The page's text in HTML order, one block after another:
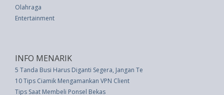
Olahraga
Entertainment
INFO MENARIK
5 Tanda Busi Harus Diganti Segera, Jangan Terlambat
10 Tips Ciamik Mengamankan VPN Client
Tips Saat Membeli Ponsel Bekas